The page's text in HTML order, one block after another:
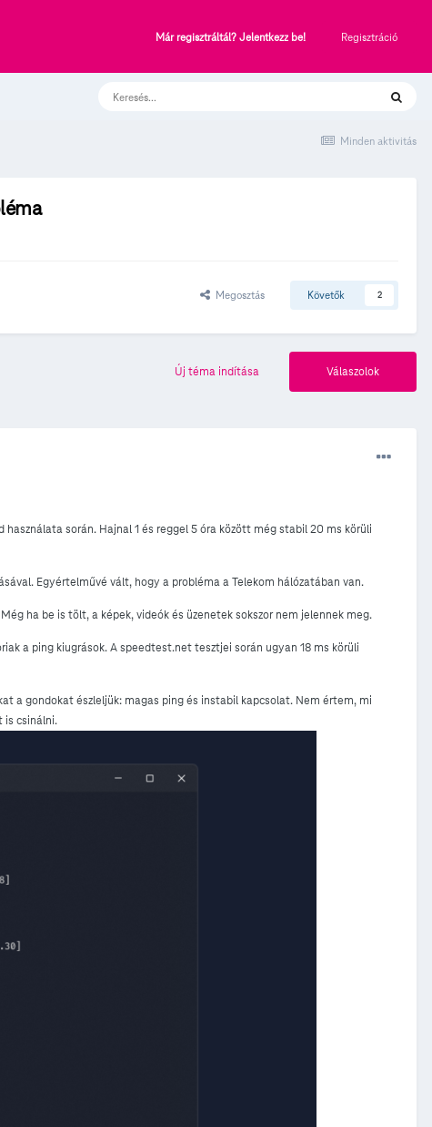
Már regisztráltál? Jelentkezz be! Regisztráció
Minden aktivitás
Megosztás Követők 2
Válaszolok
Új téma indítása
során. Hajnal 1 és reggel 5 óra között még stabil 20 ms körüli
Egyértelművé vált, hogy a probléma a Telekom hálózatában van.
ha be is tölt, a képek, videók és üzenetek sokszor nem jelennek meg.
a ping kiugrások. A speedtest.net tesztjei során ugyan 18 ms körüli
a gondokat észleljük: magas ping és instabil kapcsolat. Nem értem, mi
is csinálni.